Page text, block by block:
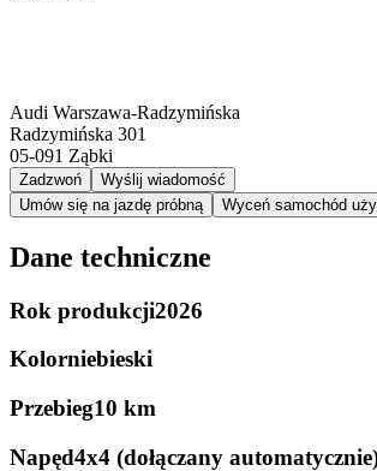
Audi Warszawa-Radzymińska
Radzymińska 301
05-091 Ząbki
Zadzwoń
Wyślij wiadomość
Umów się na jazdę próbną
Wyceń samochód
Dane techniczne
Rok produkcji2026
Kolorniebieski
Przebieg10 km
Napęd4x4 (dołączany